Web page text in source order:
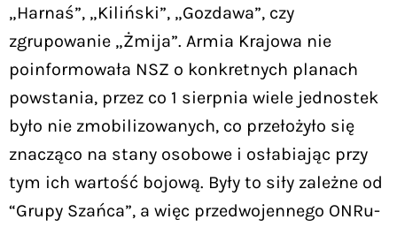
„Harnaś”, „Kiliński”, „Gozdawa”, czy
zgrupowanie „Żmija”. Armia Krajowa nie
poinformowała NSZ o konkretnych planach
powstania, przez co 1 sierpnia wiele jednostek
było nie zmobilizowanych, co przełożyło się
znacząco na stany osobowe i osłabiając przy
tym ich wartość bojową. Były to siły zależne od
“Grupy Szańca”, a więc przedwojennego ONRu-